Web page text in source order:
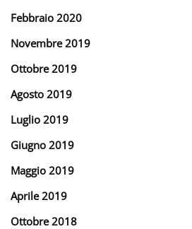
Febbraio 2020
Novembre 2019
Ottobre 2019
Agosto 2019
Luglio 2019
Giugno 2019
Maggio 2019
Aprile 2019
Ottobre 2018